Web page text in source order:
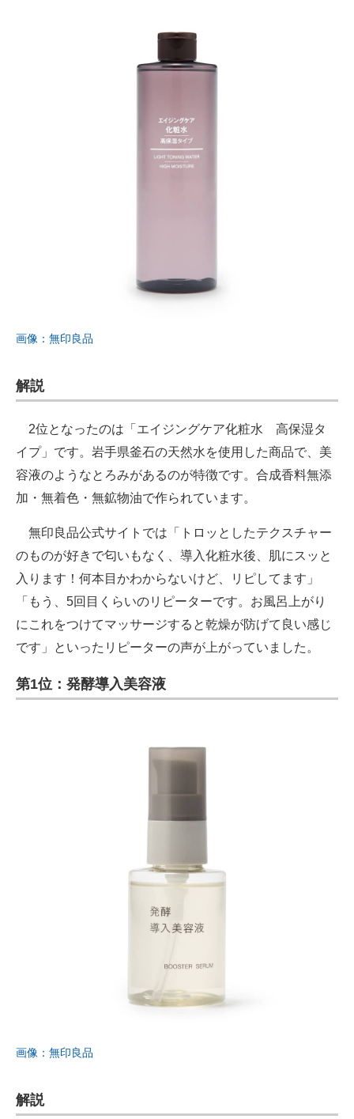
画像：無印良品
解説
2位となったのは「エイジングケア化粧水 高保湿タ
イプ」です。岩手県釜石の天然水を使用した商品で、美
容液のようなとろみがあるのが特徴です。合成香料無添
加・無着色・無鉱物油で作られています。
無印良品公式サイトでは「トロッとしたテクスチャー
のものが好きで匂いもなく、導入化粧水後、肌にスッと
入ります！何本目かわからないけど、リピしてます」
「もう、5回目くらいのリピーターです。お風呂上がり
にこれをつけてマッサージすると乾燥が防げて良い感じ
です」といったリピーターの声が上がっていました。
第1位：発酵導入美容液
画像：無印良品
解説